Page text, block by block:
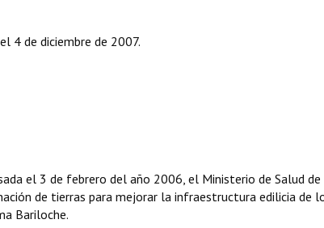
4 de diciembre de 2007.
el 3 de febrero del año 2006, el Ministerio de Salud
de tierras para mejorar la infraestructura edilicia de
Bariloche.